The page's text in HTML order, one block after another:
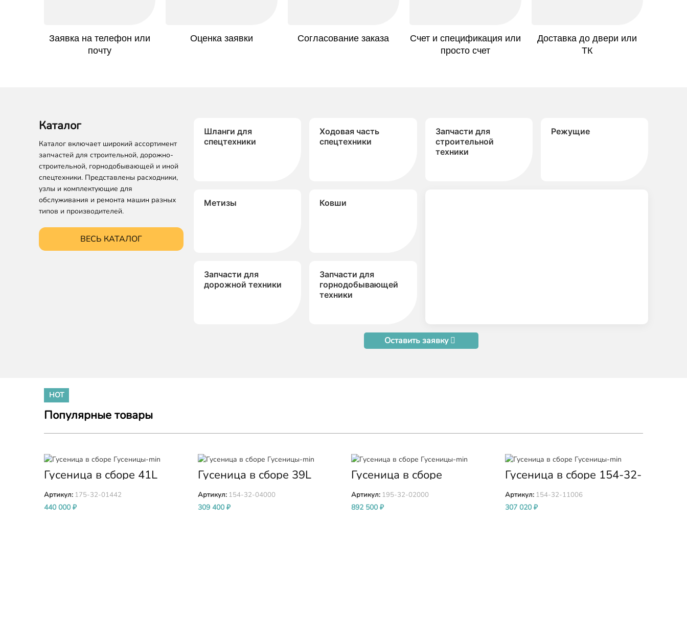
Заявка на телефон или
почту
Оценка заявки Согласование заказа
Счет и спецификация или
просто счет
Доставка до двери или
ТК
Каталог
Каталог включает широкий ассортимент
запчастей для строительной, дорожно-
строительной, горнодобывающей и иной
спецтехники. Представлены расходники,
узлы и комплектующие для
обслуживания и ремонта машин разных
типов и производителей.
ВЕСЬ КАТАЛОГ
Шланги для
спецтехники
Ходовая часть
спецтехники
Запчасти для
строительной
техники
Режущие
Метизы Ковши
Запчасти для
дорожной техники
Запчасти для
горнодобывающей
техники
Оставить заявку
HOT
Популярные товары
Гусеница в сборе 41L
звено 560mm KOMATSU
(Коматсу) D155 D155A-5
Артикул: 175-32-01442
440 000₽
Гусеница в сборе 39L
звеньев 560мм KOMATSU
(Коматсу) D85 D85A-21
Артикул: 154-32-04000
309 400₽
Гусеница в сборе
(39Lx610MM) LUB 195-
32-02000
Артикул: 195-32-02000
892 500₽
Гусеница в сборе 154-32-
11006
Артикул: 154-32-11006
307 020₽